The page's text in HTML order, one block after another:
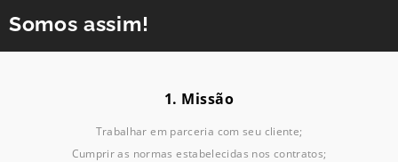
Somos assim!
1. Missão
Trabalhar em parceria com seu cliente;
Cumprir as normas estabelecidas nos contratos;